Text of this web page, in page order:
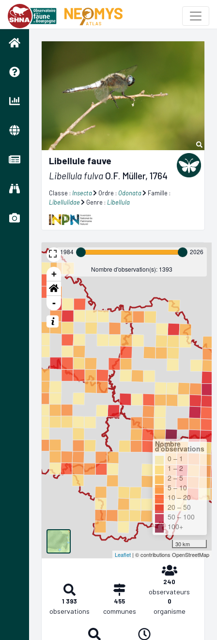
Libellule fauve
Libellula fulva O.F. Müller, 1764
Classe : Insecta Ordre : Odonata
Famille :
Libellulidae
Genre : Libellula
+
-
1984 2026
Nombre d'observation(s): 1393
Nombre
d'observations
0 – 1
1 – 2
2 – 5
5 – 10
10 – 20
20 – 50
50 – 100
100+
30 km
Leaflet | © contributions OpenStreetMap
1 393
observations
455
communes
240
observateurs
0
organisme